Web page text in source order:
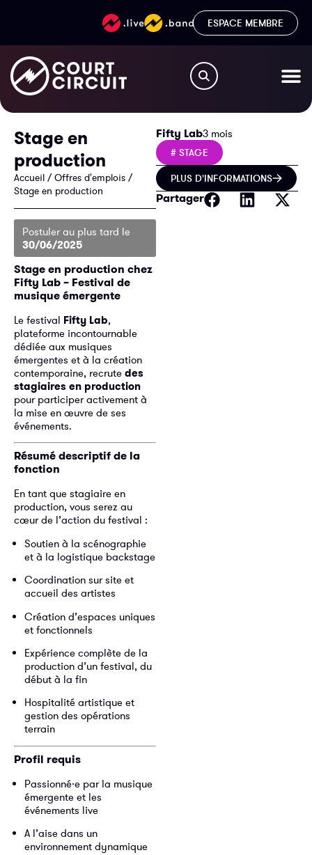
ESPACE MEMBRE
Stage en
production
Accueil /Offres d'emplois /
Stage en production
Postuler au plus tard le
30/06/2025
Stage en production chez
Fifty Lab – Festival de
musique émergente
Le festival Fifty Lab,
plateforme incontournable
dédiée aux musiques
émergentes et à la création
contemporaine, recrute des
stagiaires en production
pour participer activement à
la mise en œuvre de ses
événements.
Résumé descriptif de la
fonction
En tant que stagiaire en
production, vous serez au
cœur de l’action du festival :
Soutien à la scénographie
et à la logistique backstage
Coordination sur site et
accueil des artistes
Création d’espaces uniques
et fonctionnels
Expérience complète de la
production d’un festival, du
début à la fin
Hospitalité artistique et
gestion des opérations
terrain
Profil requis
Passionné·e par la musique
émergente et les
événements live
A l’aise dans un
environnement dynamique
Fifty Lab3 mois
# STAGE
PLUS D'INFORMATIONS
Partager